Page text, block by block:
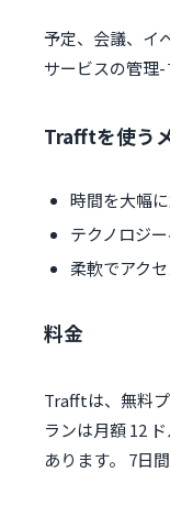
予定、会議、イ
サービスの管理-
Trafftを使う
時間を大幅
テクノロジ
柔軟でアク
料金
Trafftは、無料
ランは月額 12
あります。 7日